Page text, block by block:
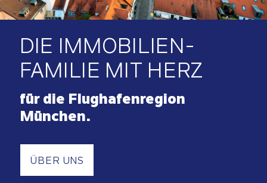
IHR KONTAKT ZU
Sie haben Fragen, möchten ein
freuen uns über Ihre Kontaktaufnahme
Ihren Besuch in unserem Ladenlokal in
KONTAKT UND ANFAHRT